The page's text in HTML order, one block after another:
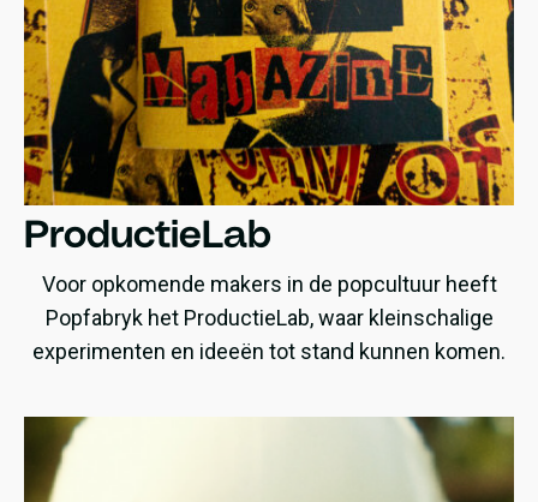
ProductieLab
Voor opkomende makers in de popcultuur heeft
Popfabryk het ProductieLab, waar kleinschalige
experimenten en ideeën tot stand kunnen komen.